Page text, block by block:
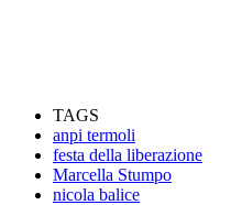
TAGS
anpi termoli
festa della liberazione
Marcella Stumpo
nicola balice